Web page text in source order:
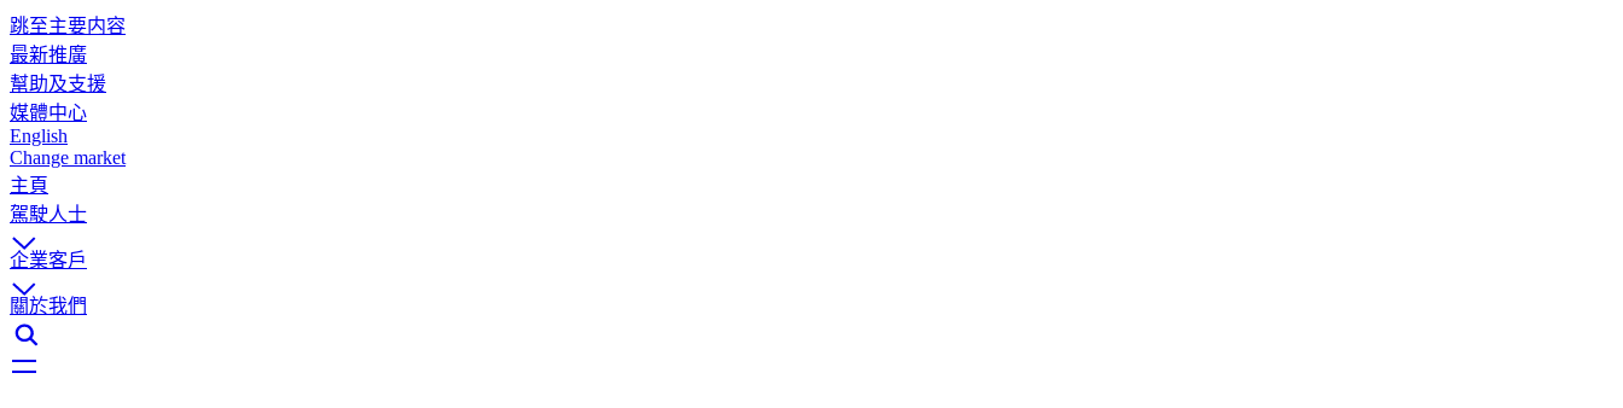
跳至主要内容
最新推廣
幫助及支援
媒體中心
English
Change market
主頁
駕駛人士
企業客戶
關於我們